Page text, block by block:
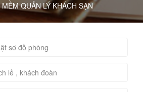
QUẢN LÝ KHÁCH SẠN
sơ đồ phòng
lẻ , khách đoàn